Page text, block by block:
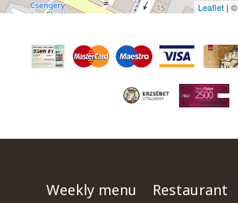
Leaflet | ©
Weekly menu Restaurant